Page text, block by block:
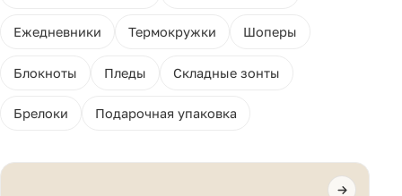
Ежедневники Термокружки Шоперы
Блокноты Пледы Складные зонты
Брелоки Подарочная упаковка